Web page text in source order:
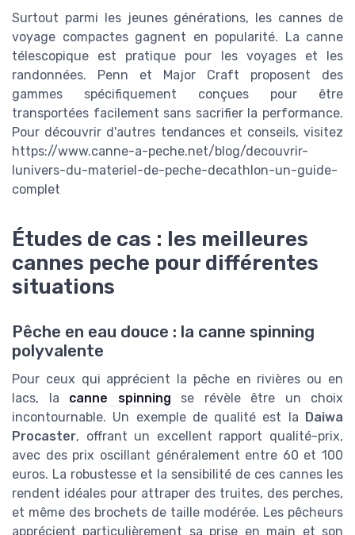
Surtout parmi les jeunes générations, les cannes de
voyage compactes gagnent en popularité. La canne
télescopique est pratique pour les voyages et les
randonnées. Penn et Major Craft proposent des
gammes spécifiquement conçues pour être
transportées facilement sans sacrifier la performance.
Pour découvrir d'autres tendances et conseils, visitez
https://www.canne-a-peche.net/blog/decouvrir-
lunivers-du-materiel-de-peche-decathlon-un-guide-
complet
Études de cas : les meilleures
cannes peche pour différentes
situations
Pêche en eau douce : la canne spinning
polyvalente
Pour ceux qui apprécient la pêche en rivières ou en
lacs, la canne spinning se révèle être un choix
incontournable. Un exemple de qualité est la Daiwa
Procaster, offrant un excellent rapport qualité-prix,
avec des prix oscillant généralement entre 60 et 100
euros. La robustesse et la sensibilité de ces cannes les
rendent idéales pour attraper des truites, des perches,
et même des brochets de taille modérée. Les pêcheurs
apprécient particulièrement sa prise en main et son